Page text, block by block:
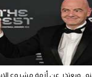
ويعتذر عن أزمة مشروع